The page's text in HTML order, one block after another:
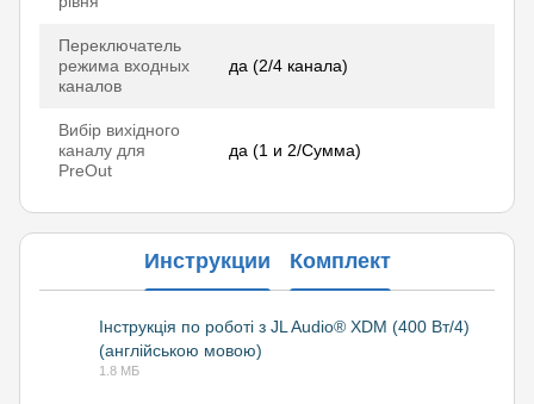
Переключатель
режима входных
каналов
да (2/4 канала)
Вибір вихідного
каналу для
PreOut
да (1 и 2/Сумма)
Инструкции Комплект
Інструкція по роботі з JL Audio® XDM (400 Вт/4)
(англійською мовою)
1.8 МБ